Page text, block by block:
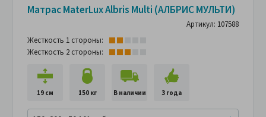
Матрас MaterLux Albris Multi (АЛБРИС МУЛЬТИ)
Артикул: 107588
Жесткость 1 стороны:
Жесткость 2 стороны:
19 см 150 кг В наличии 3 года